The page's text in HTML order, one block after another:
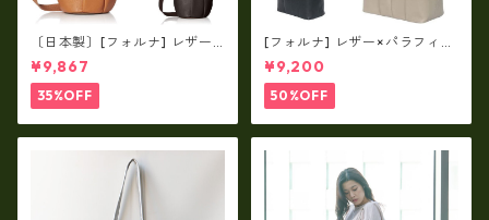
〔日本製〕[フォルナ] レザー×
パラフィン筒型2way シュリン
クレザー×79Aパラフィン fo
-259630
¥9,867
35%OFF
[フォルナ] レザー×パラフィン
筒型2way シュリンクレザー×
79Aパラフィン トートL fo-2
59632
¥9,200
50%OFF